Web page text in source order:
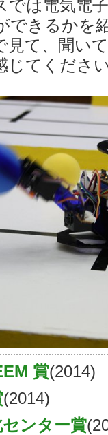
では電気電
できるかを
見て、聞い
じてくださ
賞(2014)
(2014)
ンター賞